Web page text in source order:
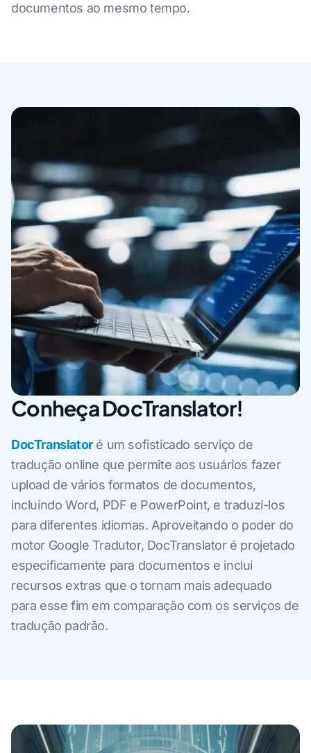
documentos ao mesmo tempo.
Conheça DocTranslator!
DocTranslatoré um sofisticado serviço de
tradução online que permite aos usuários fazer
upload de vários formatos de documentos,
incluindo Word, PDF e PowerPoint, e traduzi-los
para diferentes idiomas. Aproveitando o poder do
motor Google Tradutor, DocTranslator é projetado
especificamente para documentos e inclui
recursos extras que o tornam mais adequado
para esse fim em comparação com os serviços de
tradução padrão.